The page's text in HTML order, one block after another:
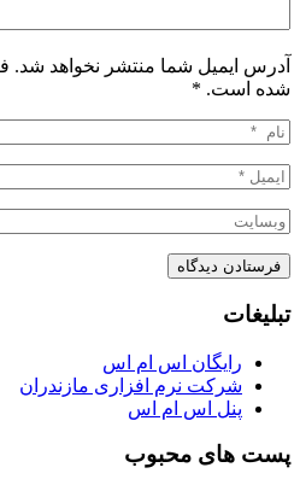
آدرس ایمیل شما منتشر نخواهد
شده است. *
تبلیغات
رایگان اس ام اس
شرکت نرم افزاری مازندران
پنل اس ام اس
پست های محبوب